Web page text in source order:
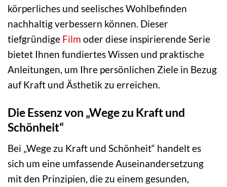
körperliches und seelisches Wohlbefinden
nachhaltig verbessern können. Dieser
tiefgründige Film oder diese inspirierende Serie
bietet Ihnen fundiertes Wissen und praktische
Anleitungen, um Ihre persönlichen Ziele in Bezug
auf Kraft und Ästhetik zu erreichen.
Die Essenz von „Wege zu Kraft und
Schönheit“
Bei „Wege zu Kraft und Schönheit“ handelt es
sich um eine umfassende Auseinandersetzung
mit den Prinzipien, die zu einem gesunden,